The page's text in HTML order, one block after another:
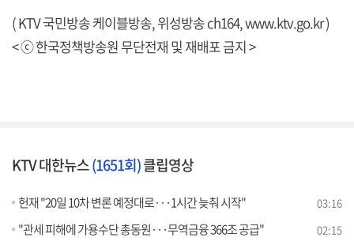
( KTV 국민방송 케이블방송, 위성방송 ch164,www.ktv.go.kr)
< ⓒ 한국정책방송원 무단전재 및 재배포 금지 >
KTV 대한뉴스(1651회)클립영상
헌재 "20일 10차 변론 예정대로···1시간 늦춰 시작" 03:16
"관세 피해에 가용수단 총동원···무역금융 366조 공급" 02:15